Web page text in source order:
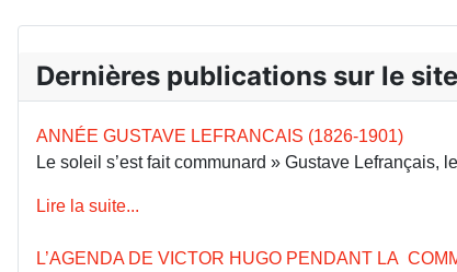
Dernières publications sur le site
ANNÉE GUSTAVE LEFRANCAIS (1826-1901)
Le soleil s’est fait communard » Gustave Lefrançais,
Lire la suite...
L’AGENDA DE VICTOR HUGO PENDANT LA